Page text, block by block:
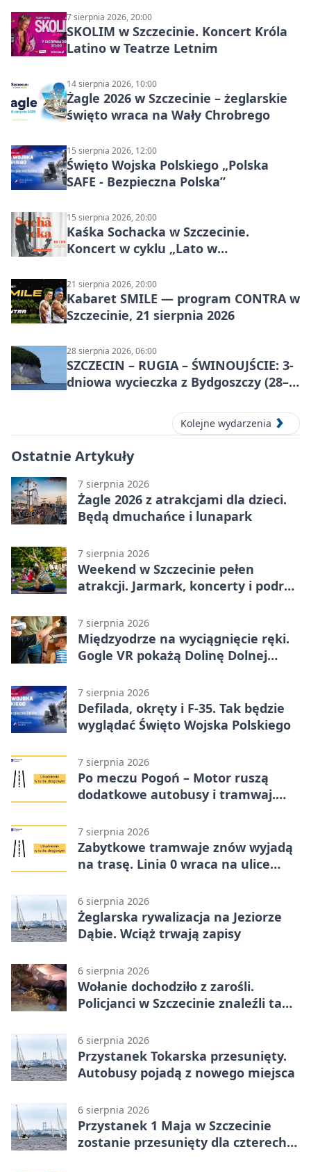
7 sierpnia 2026, 20:00
SKOLIM w Szczecinie. Koncert Króla
Latino w Teatrze Letnim
14 sierpnia 2026, 10:00
Żagle 2026 w Szczecinie – żeglarskie
święto wraca na Wały Chrobrego
15 sierpnia 2026, 12:00
Święto Wojska Polskiego „Polska
SAFE - Bezpieczna Polska”
15 sierpnia 2026, 20:00
Kaśka Sochacka w Szczecinie.
Koncert w cyklu „Lato w
21 sierpnia 2026, 20:00
Kabaret SMILE — program CONTRA w
Szczecinie, 21 sierpnia 2026
28 sierpnia 2026, 06:00
SZCZECIN – RUGIA – ŚWINOUJŚCIE: 3-
dniowa wycieczka z Bydgoszczy (28–
Kolejne wydarzenia
Ostatnie Artykuły
7 sierpnia 2026
Żagle 2026 z atrakcjami dla dzieci.
Będą dmuchańce i lunapark
7 sierpnia 2026
Weekend w Szczecinie pełen
atrakcji. Jarmark, koncerty i podróż
7 sierpnia 2026
Międzyodrze na wyciągnięcie ręki.
Gogle VR pokażą Dolinę Dolnej
7 sierpnia 2026
Defilada, okręty i F-35. Tak będzie
wyglądać Święto Wojska Polskiego
7 sierpnia 2026
Po meczu Pogoń – Motor ruszą
dodatkowe autobusy i tramwaj.
7 sierpnia 2026
Zabytkowe tramwaje znów wyjadą
na trasę. Linia 0 wraca na ulice
6 sierpnia 2026
Żeglarska rywalizacja na Jeziorze
Dąbie. Wciąż trwają zapisy
6 sierpnia 2026
Wołanie dochodziło z zarośli.
Policjanci w Szczecinie znaleźli tam
6 sierpnia 2026
Przystanek Tokarska przesunięty.
Autobusy pojadą z nowego miejsca
6 sierpnia 2026
Przystanek 1 Maja w Szczecinie
zostanie przesunięty dla czterech